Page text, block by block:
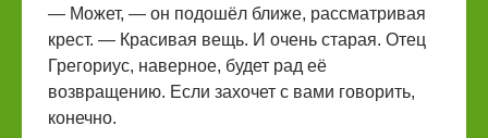
— Может, — он подошёл ближе, рассматривая
крест. — Красивая вещь. И очень старая. Отец
Грегориус, наверное, будет рад её
возвращению. Если захочет с вами говорить,
конечно.